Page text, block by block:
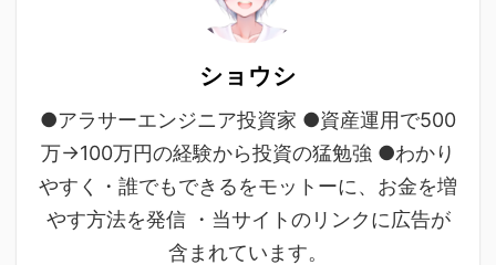
ショウシ
●アラサーエンジニア投資家 ●資産運用で500
万→100万円の経験から投資の猛勉強 ●わかり
やすく・誰でもできるをモットーに、お金を増
やす方法を発信 ・当サイトのリンクに広告が
含まれています。